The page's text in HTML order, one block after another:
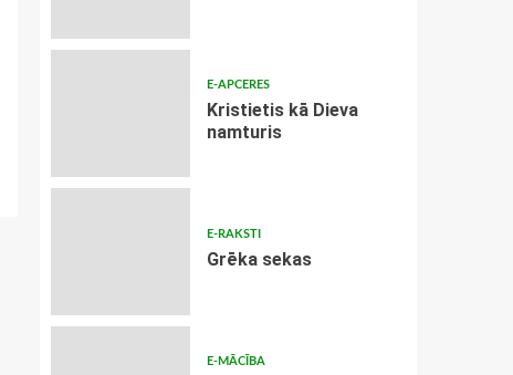
E-APCERES
Kristietis kā Dieva
namturis
E-RAKSTI
Grēka sekas
E-MĀCĪBA